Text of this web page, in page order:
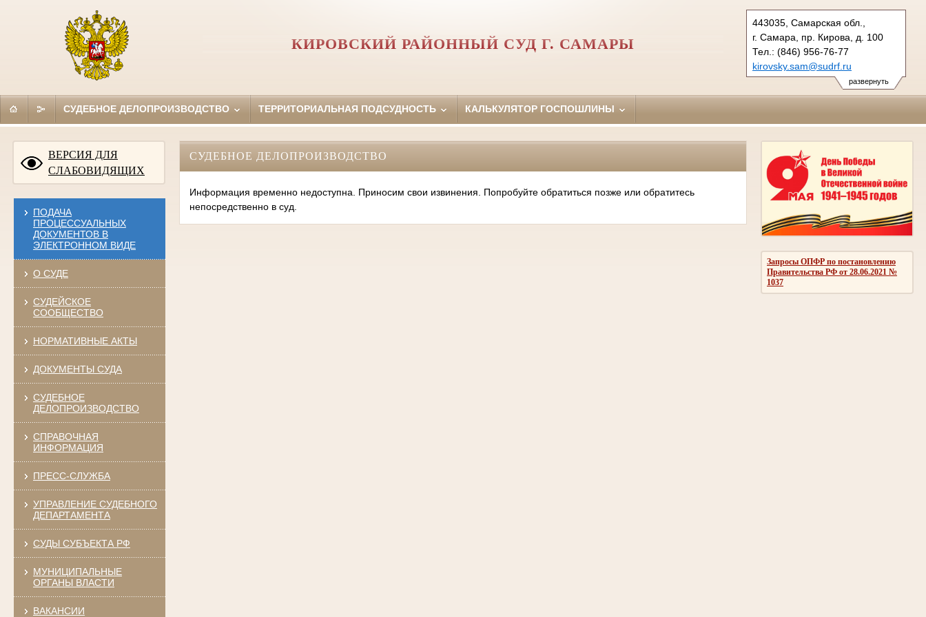
развернуть
443035, Самарская обл.,
г. Самара, пр. Кирова, д. 100
Тел.: (846) 956-76-77
kirovsky.sam@sudrf.ru
КИРОВСКИЙ РАЙОННЫЙ СУД Г. САМАРЫ
СУДЕБНОЕ ДЕЛОПРОИЗВОДСТВО ТЕРРИТОРИАЛЬНАЯ ПОДСУДНОСТЬ КАЛЬКУЛЯТОР ГОСПОШЛИНЫ
ВЕРСИЯ ДЛЯ
СЛАБОВИДЯЩИХ
ПОДАЧА
ПРОЦЕССУАЛЬНЫХ
ДОКУМЕНТОВ В
ЭЛЕКТРОННОМ ВИДЕ
О СУДЕ
СУДЕЙСКОЕ
СООБЩЕСТВО
НОРМАТИВНЫЕ АКТЫ
ДОКУМЕНТЫ СУДА
СУДЕБНОЕ
ДЕЛОПРОИЗВОДСТВО
СПРАВОЧНАЯ
ИНФОРМАЦИЯ
ПРЕСС-СЛУЖБА
УПРАВЛЕНИЕ СУДЕБНОГО
ДЕПАРТАМЕНТА
СУДЫ СУБЪЕКТА РФ
МУНИЦИПАЛЬНЫЕ
ОРГАНЫ ВЛАСТИ
ВАКАНСИИ
Запросы ОПФР по постановлению
Правительства РФ от 28.06.2021 №
1037
СУДЕБНОЕ ДЕЛОПРОИЗВОДСТВО
Информация временно недоступна. Приносим свои извинения. Попробуйте обратиться позже или обратитесь
непосредственно в суд.